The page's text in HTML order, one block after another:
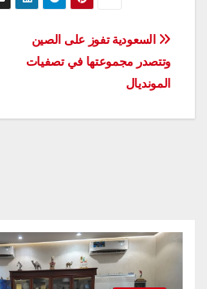
تصفّح
المقالات
السعودية تفوز على الصين
وتتصدر مجموعتها في تصفيات
المونديال